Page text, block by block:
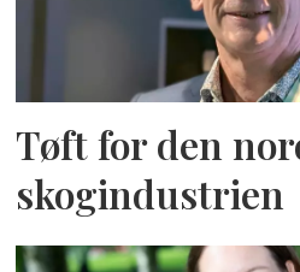
Tøft for den
skogindustrien